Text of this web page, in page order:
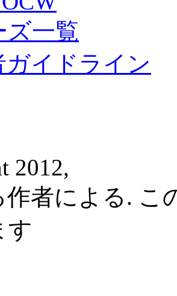
ズ一覧
ガイドライン
2012,
作者による. こ
す